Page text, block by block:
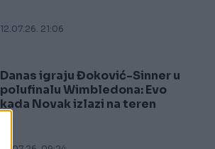
12.07.26. 21:06
Danas igraju Đoković-Sinner u
polufinalu Wimbledona: Evo
kada Novak izlazi na teren